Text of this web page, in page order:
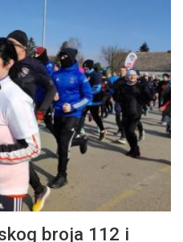
broja 112 i